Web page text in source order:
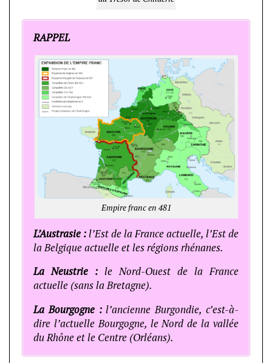
RAPPEL
Empire franc en 481
L’Austrasie :l’Est de la France actuelle, l’Est de
la Belgique actuelle et les régions rhénanes.
La Neustrie :le Nord-Ouest de la France
actuelle (sans la Bretagne).
La Bourgogne :l’ancienne Burgondie, c’est-à-
dire l’actuelle Bourgogne, le Nord de la vallée
du Rhône et le Centre (Orléans).